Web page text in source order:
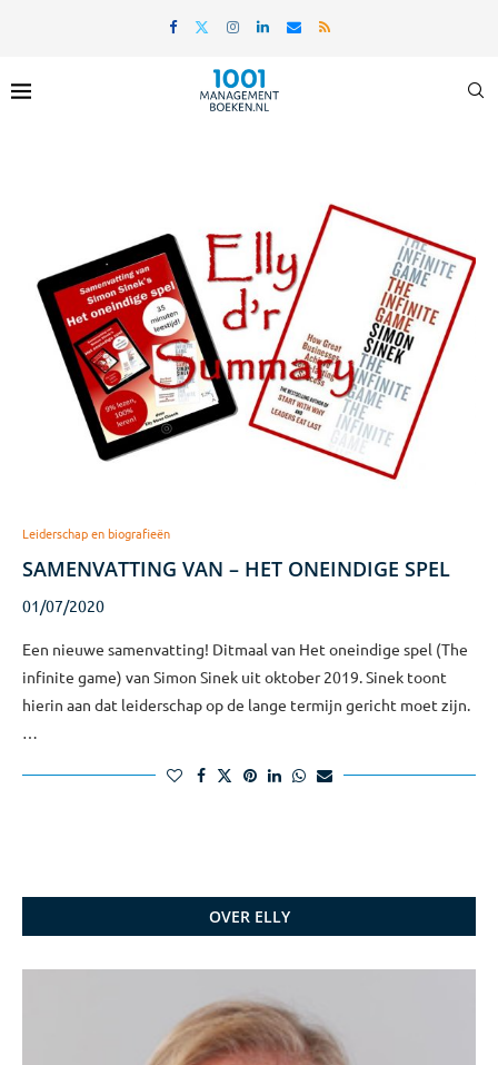
Leiderschap en biografieën
SAMENVATTING VAN – HET ONEINDIGE SPEL
01/07/2020
Een nieuwe samenvatting! Ditmaal van Het oneindige spel (The
infinite game) van Simon Sinek uit oktober 2019. Sinek toont
hierin aan dat leiderschap op de lange termijn gericht moet zijn.
…
OVER ELLY